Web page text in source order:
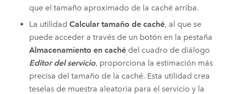
que el tamaño aproximado de la caché arriba.
La utilidadCalcular tamaño de caché, al que se
puede acceder a través de un botón en la pestaña
Almacenamiento en caché del cuadro de diálogo
Editor del servicio, proporciona la estimación más
precisa del tamaño de la caché. Esta utilidad crea
teselas de muestra aleatoria para el servicio y la